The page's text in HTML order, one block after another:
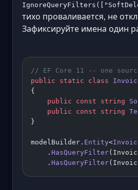
тихо проваливается, не
Зафиксируйте имена один
// EF Core 11 -- one
public static class
{
    public
const string
    public
const string
}
modelBuilder. Entity<
    .
HasQueryFilter
    .
HasQueryFilter